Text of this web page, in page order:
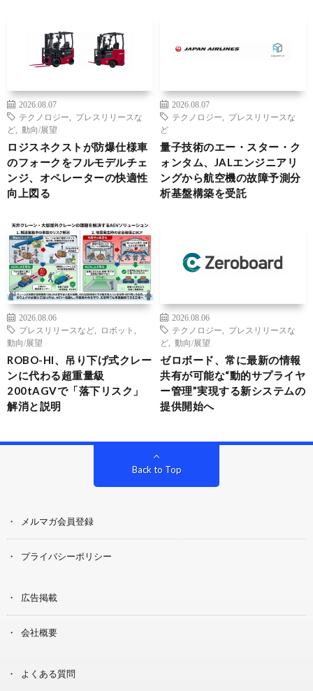
2026.08.07
テクノロジー
プレスリリースな
ど
動向/展望
ロジスネクストが防爆仕様車
のフォークをフルモデルチェ
ンジ、オペレーターの快適性
向上図る
2026.08.07
テクノロジー
プレスリリースな
ど
量子技術のエー・スター・ク
ォンタム、JALエンジニアリ
ングから航空機の故障予測分
析基盤構築を受託
2026.08.06
プレスリリースなど
ロボット
動向/展望
ROBO-HI、吊り下げ式クレー
ンに代わる超重量級
200tAGVで「落下リスク」
解消と説明
2026.08.06
テクノロジー
プレスリリースな
ど
動向/展望
ゼロボード、常に最新の情報
共有が可能な“動的サプライヤ
ー管理”実現する新システムの
提供開始へ
Back to Top
メルマガ会員登録
プライバシーポリシー
広告掲載
会社概要
よくある質問